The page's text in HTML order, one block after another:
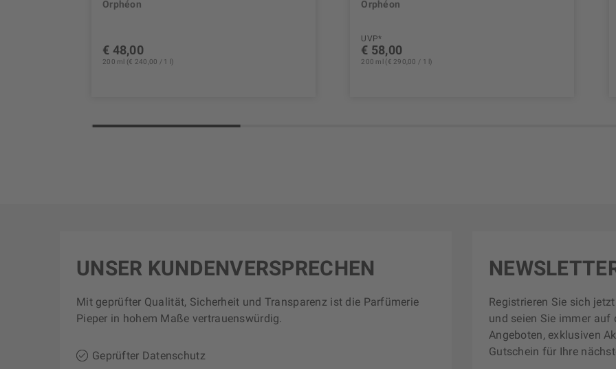
Orphéon
€ 48,00
200 ml (€ 240,00 / 1 l)
Orphéon
UVP*
€ 58,00
200 ml (€ 290,00 / 1 l)
Registrieren Sie sich
und seien Sie immer auf
Angeboten, exklusiven
Gutschein für Ihre
UNSER KUNDENVERSPRECHEN
Mit geprüfter Qualität, Sicherheit und Transparenz ist die Parfümerie
Pieper in hohem Maße vertrauenswürdig.
Geprüfter Datenschutz